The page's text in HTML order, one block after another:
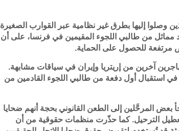
وصلوا إليها بطرق غير نظامية عبر القوارب الصغيرة
مماثل من طالبي اللجوء المقيمين في فرنسا، على أن
مرتفعة للحصول على الحماية.
آخرين من إريتريا وإيران في سياقات مشابهة.
في استقبال أول دفعة من طالبي اللجوء القادمين من
بعض المرحَّلين إلى الطعن القانوني بحجة أنهم ضحايا
الترحيل. كما حذّرت منظمات حقوقية من أن